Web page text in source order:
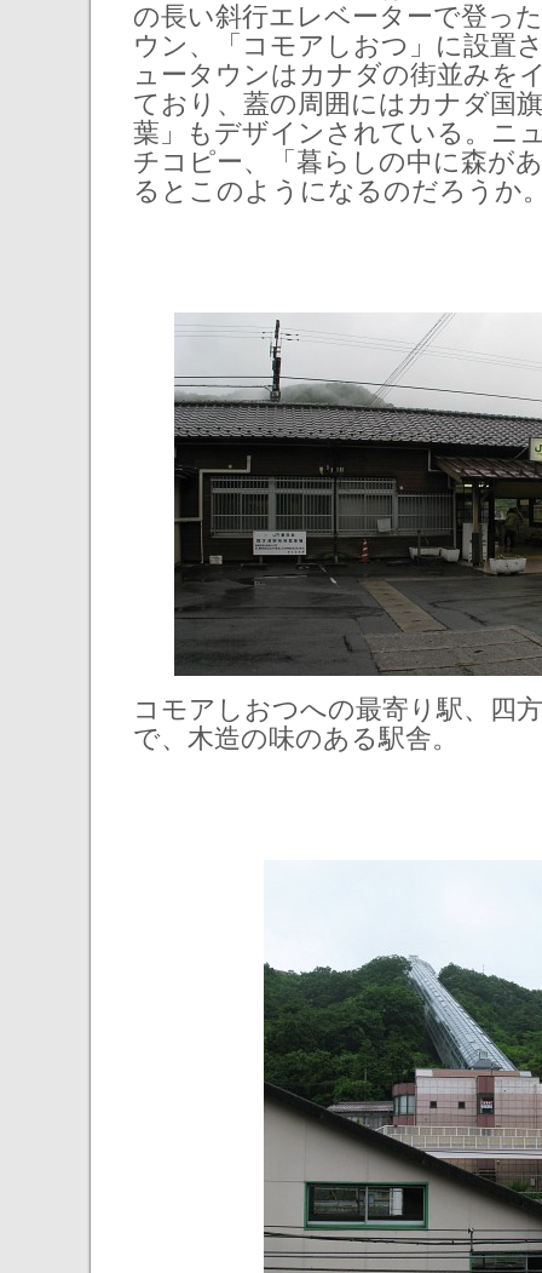
の長い斜行エレベーターで登っ
ウン、「コモアしおつ」に設置
ュータウンはカナダの街並みを
ており、蓋の周囲にはカナダ国
葉」もデザインされている。ニ
チコピー、「暮らしの中に森が
るとこのようになるのだろうか
コモアしおつへの最寄り駅、四
で、木造の味のある駅舎。